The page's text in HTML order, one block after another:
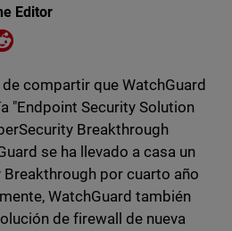
Editor
on X
Share on Reddit
compartir que WatchGuard
"Endpoint Security Solution
Breakthrough
se ha llevado a casa un
por cuarto año
WatchGuard también
de firewall de nueva